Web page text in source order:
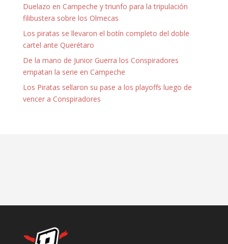
Duelazo en Campeche y triunfo para la tripulación
filibustera sobre los Olmecas
Los piratas se llevaron el botín completo del doble
cartel ante Querétaro
De la mano de Junior Guerra los Conspiradores
empatan la serie en Campeche
Los Piratas sellaron su pase a los playoffs luego de
vencer a Conspiradores